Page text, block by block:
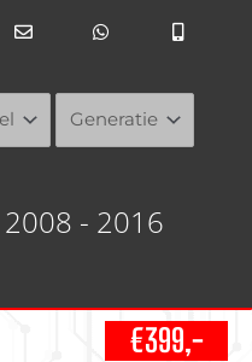
2008 - 2016
€399,-